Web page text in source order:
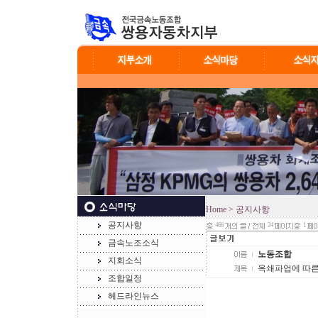
공지사항
금속노조소식
지회소식
조합일정
헤드라인뉴스
Home > 공지사항
466 24 1
노동조합
옥쇄파업에 따